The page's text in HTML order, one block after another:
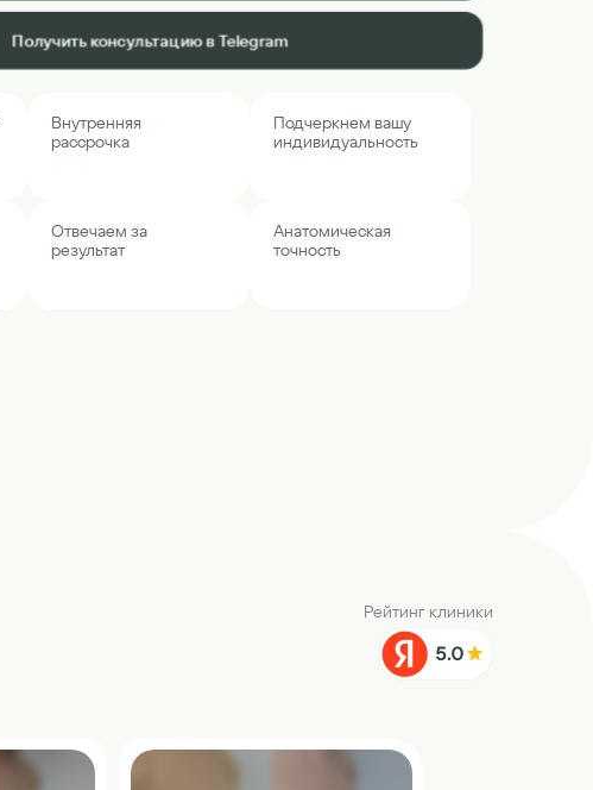
Получить консультацию в Telegram
Внутренняя
рассрочка
Подчеркнем вашу
индивидуальность
Отвечаем за
результат
Анатомическая
точность
Рейтинг клиники